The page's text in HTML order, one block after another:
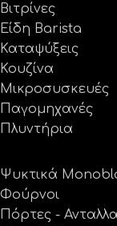
Βιτρίνες
Είδη Barista
Καταψύξεις
Κουζίνα
Μικροσυσκευές
Παγομηχανές
Πλυντήρια
Ψυκτικά
Φούρνοι
Πόρτες -